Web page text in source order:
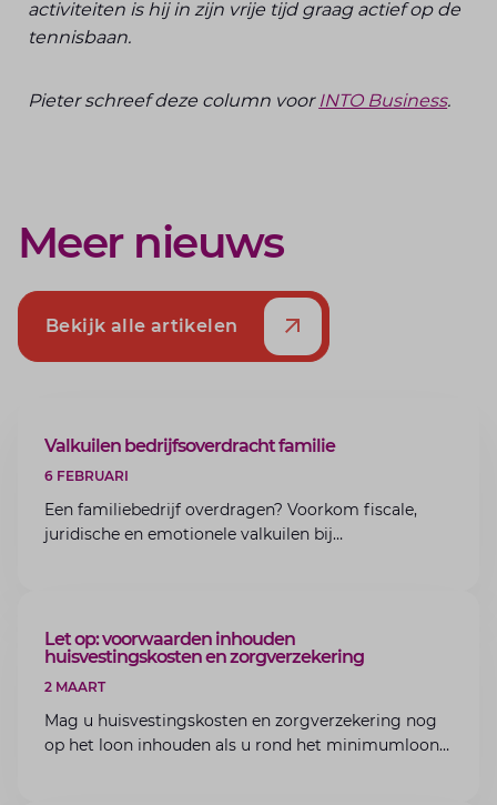
activiteiten is hij in zijn vrije tijd graag actief op de
tennisbaan.
Pieter schreef deze column voor INTO Business.
Meer nieuws
Bekijk alle artikelen
ARTIKEL
Valkuilen bedrijfsoverdracht familie
6 FEBRUARI
Een familiebedrijf overdragen? Voorkom fiscale,
juridische en emotionele valkuilen bij
ARTIKEL
Let op: voorwaarden inhouden
huisvestingskosten en zorgverzekering
2 MAART
Mag u huisvestingskosten en zorgverzekering nog
op het loon inhouden als u rond het minimumloon